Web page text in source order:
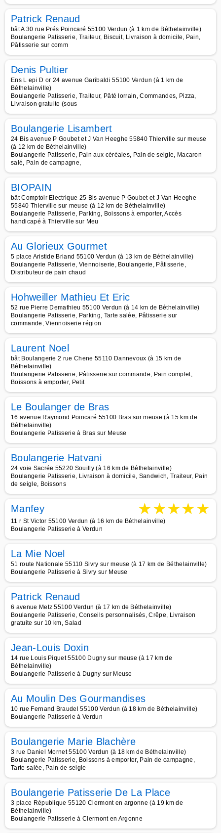
Patrick Renaud
bât A 30 rue Prés Poincaré 55100 Verdun (à 1 km de Béthelainville)
Boulangerie Patisserie, Traiteur, Biscuit, Livraison à domicile, Pain,
Pâtisserie sur comm
Denis Pultier
Ens L epi D or 24 avenue Garibaldi 55100 Verdun (à 1 km de
Béthelainville)
Boulangerie Patisserie, Traiteur, Pâté lorrain, Commandes, Pizza,
Livraison gratuite (sous
Boulangerie Lisambert
24 Bis avenue P Goubet et J Van Heeghe 55840 Thierville sur meuse
(à 12 km de Béthelainville)
Boulangerie Patisserie, Pain aux céréales, Pain de seigle, Macaron
salé, Pain de campagne,
BIOPAIN
bât Comptoir Electrique 25 Bis avenue P Goubet et J Van Heeghe
55840 Thierville sur meuse (à 12 km de Béthelainville)
Boulangerie Patisserie, Parking, Boissons à emporter, Accès
handicapé à Thierville sur Meu
Au Glorieux Gourmet
5 place Aristide Briand 55100 Verdun (à 13 km de Béthelainville)
Boulangerie Patisserie, Viennoiserie, Boulangerie, Pâtisserie,
Distributeur de pain chaud
Hohweiller Mathieu Et Eric
52 rue Pierre Demathieu 55100 Verdun (à 14 km de Béthelainville)
Boulangerie Patisserie, Parking, Tarte salée, Pâtisserie sur
commande, Viennoiserie région
Laurent Noel
bât Boulangerie 2 rue Chene 55110 Dannevoux (à 15 km de
Béthelainville)
Boulangerie Patisserie, Pâtisserie sur commande, Pain complet,
Boissons à emporter, Petit
Le Boulanger de Bras
16 avenue Raymond Poincaré 55100 Bras sur meuse (à 15 km de
Béthelainville)
Boulangerie Patisserie à Bras sur Meuse
Boulangerie Hatvani
24 voie Sacrée 55220 Souilly (à 16 km de Béthelainville)
Boulangerie Patisserie, Livraison à domicile, Sandwich, Traiteur, Pain
de seigle, Boissons
Manfey ★★★★★
11 r St Victor 55100 Verdun (à 16 km de Béthelainville)
Boulangerie Patisserie à Verdun
La Mie Noel
51 route Nationale 55110 Sivry sur meuse (à 17 km de Béthelainville)
Boulangerie Patisserie à Sivry sur Meuse
Patrick Renaud
6 avenue Metz 55100 Verdun (à 17 km de Béthelainville)
Boulangerie Patisserie, Conseils personnalisés, Crêpe, Livraison
gratuite sur 10 km, Salad
Jean-Louis Doxin
14 rue Louis Piquet 55100 Dugny sur meuse (à 17 km de
Béthelainville)
Boulangerie Patisserie à Dugny sur Meuse
Au Moulin Des Gourmandises
10 rue Fernand Braudel 55100 Verdun (à 18 km de Béthelainville)
Boulangerie Patisserie à Verdun
Boulangerie Marie Blachère
3 rue Daniel Mornet 55100 Verdun (à 18 km de Béthelainville)
Boulangerie Patisserie, Boissons à emporter, Pain de campagne,
Tarte salée, Pain de seigle
Boulangerie Patisserie De La Place
3 place République 55120 Clermont en argonne (à 19 km de
Béthelainville)
Boulangerie Patisserie à Clermont en Argonne